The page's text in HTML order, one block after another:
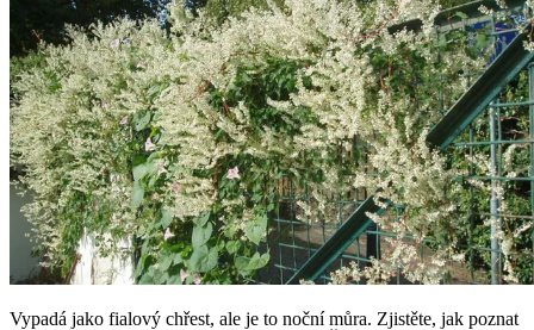
Vypadá jako fialový chřest, ale je to noční můra. Zjistěte, jak poznat